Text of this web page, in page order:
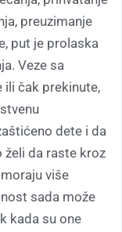
preuzimanje
put je prolaska
Veze sa
čak prekinute,
dete i da
želi da raste kroz
više
sada može
kada su one